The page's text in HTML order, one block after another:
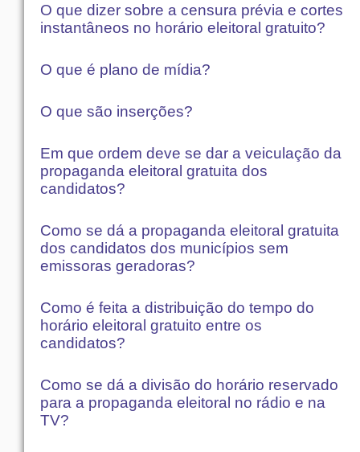
O que dizer sobre a censura prévia e cortes
instantâneos no horário eleitoral gratuito?
O que é plano de mídia?
O que são inserções?
Em que ordem deve se dar a veiculação da
propaganda eleitoral gratuita dos
candidatos?
Como se dá a propaganda eleitoral gratuita
dos candidatos dos municípios sem
emissoras geradoras?
Como é feita a distribuição do tempo do
horário eleitoral gratuito entre os
candidatos?
Como se dá a divisão do horário reservado
para a propaganda eleitoral no rádio e na
TV?